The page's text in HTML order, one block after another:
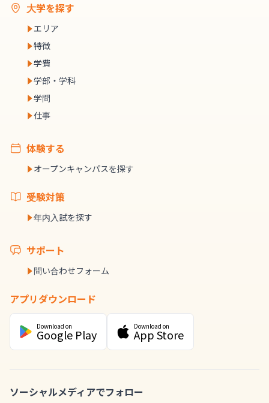
大学を探す
エリア
特徴
学費
学部・学科
学問
仕事
体験する
オープンキャンパスを探す
受験対策
年内入試を探す
サポート
問い合わせフォーム
アプリダウンロード
Download on
Google Play
Download on
App Store
ソーシャルメディアでフォロー